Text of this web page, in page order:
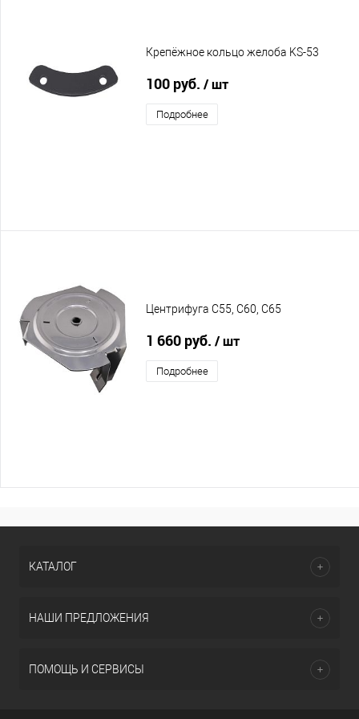
Крепёжное кольцо желоба KS-53
100 руб. / шт
Подробнее
Центрифуга C55, C60, C65
1 660 руб. / шт
Подробнее
КАТАЛОГ
НАШИ ПРЕДЛОЖЕНИЯ
ПОМОЩЬ И СЕРВИСЫ